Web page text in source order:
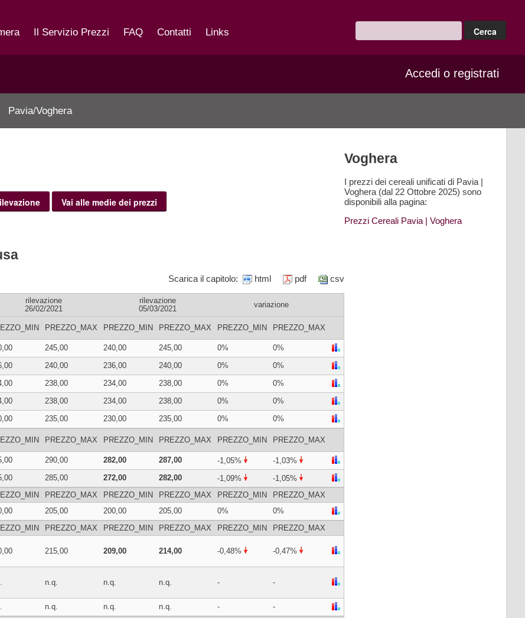
Il Servizio Prezzi FAQ Contatti Links
Accedi o registrati
Pavia/Voghera
Vai alle medie dei prezzi
Scarica il capitolo: html pdf csv
rilevazione
26/02/2021
rilevazione
05/03/2021
variazione
PREZZO_MAX PREZZO_MIN PREZZO_MAX PREZZO_MIN PREZZO_MAX
245,00 240,00 245,00 0%
0%
240,00 236,00 240,00 0%
0%
238,00 234,00 238,00 0%
0%
238,00 234,00 238,00 0%
0%
235,00 230,00 235,00 0%
0%
PREZZO_MAX PREZZO_MIN PREZZO_MAX PREZZO_MIN PREZZO_MAX
290,00 282,00 287,00 -1,05%
-1,03%
285,00 272,00 282,00 -1,09%
-1,05%
PREZZO_MAX PREZZO_MIN PREZZO_MAX PREZZO_MIN
PREZZO_MAX
205,00 200,00 205,00 0%
0%
PREZZO_MAX PREZZO_MIN PREZZO_MAX PREZZO_MIN
PREZZO_MAX
215,00 209,00 214,00 -0,48% -0,47%
n.q. n.q. n.q. - -
n.q. n.q. n.q. -
-
Voghera
I prezzi dei cereali unificati di Pavia |
Voghera (dal 22 Ottobre 2025) sono
disponibili alla pagina:
Prezzi Cereali Pavia | Voghera